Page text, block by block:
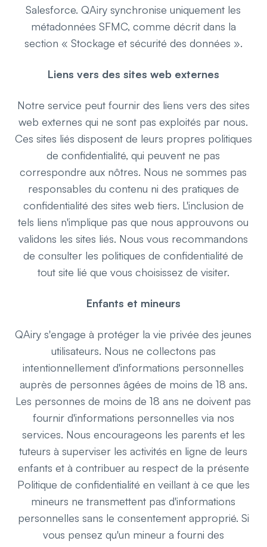
Salesforce. QAiry synchronise uniquement les
métadonnées SFMC, comme décrit dans la
section « Stockage et sécurité des données ».
Liens vers des sites web externes
Notre service peut fournir des liens vers des sites
web externes qui ne sont pas exploités par nous.
Ces sites liés disposent de leurs propres politiques
de confidentialité, qui peuvent ne pas
correspondre aux nôtres. Nous ne sommes pas
responsables du contenu ni des pratiques de
confidentialité des sites web tiers. L'inclusion de
tels liens n'implique pas que nous approuvons ou
validons les sites liés. Nous vous recommandons
de consulter les politiques de confidentialité de
tout site lié que vous choisissez de visiter.
Enfants et mineurs
QAiry s'engage à protéger la vie privée des jeunes
utilisateurs. Nous ne collectons pas
intentionnellement d'informations personnelles
auprès de personnes âgées de moins de 18 ans.
Les personnes de moins de 18 ans ne doivent pas
fournir d'informations personnelles via nos
services. Nous encourageons les parents et les
tuteurs à superviser les activités en ligne de leurs
enfants et à contribuer au respect de la présente
Politique de confidentialité en veillant à ce que les
mineurs ne transmettent pas d'informations
personnelles sans le consentement approprié. Si
vous pensez qu'un mineur a fourni des